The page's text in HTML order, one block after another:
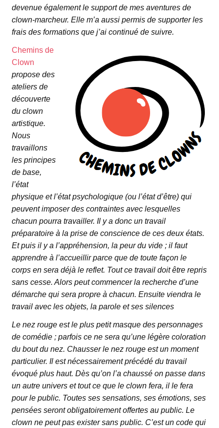
devenue également le support de mes aventures de
clown-marcheur. Elle m’a aussi permis de supporter les
frais des formations que j’ai continué de suivre.
Chemins de
Clown
propose des
ateliers de
découverte
du clown
artistique.
Nous
travaillons
les principes
de base,
l’état
physique et l’état psychologique (ou l’état d’être) qui
peuvent imposer des contraintes avec lesquelles
chacun pourra travailler. Il y a donc un travail
préparatoire à la prise de conscience de ces deux états.
Et puis il y a l’appréhension, la peur du vide ; il faut
apprendre à l’accueillir parce que de toute façon le
corps en sera déjà le reflet. Tout ce travail doit être repris
sans cesse. Alors peut commencer la recherche d’une
démarche qui sera propre à chacun. Ensuite viendra le
travail avec les objets, la parole et ses silences
Le nez rouge est le plus petit masque des personnages
de comédie ; parfois ce ne sera qu’une légère coloration
du bout du nez. Chausser le nez rouge est un moment
particulier. Il est nécessairement précédé du travail
évoqué plus haut. Dès qu’on l’a chaussé on passe dans
un autre univers et tout ce que le clown fera, il le fera
pour le public. Toutes ses sensations, ses émotions, ses
pensées seront obligatoirement offertes au public. Le
clown ne peut pas exister sans public. C’est un code qui